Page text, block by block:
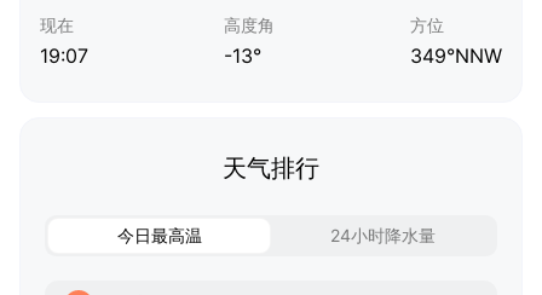
现在
19:07
高度角
-13°
方位
349°NNW
天气排行
今日最高温 24小时降水量